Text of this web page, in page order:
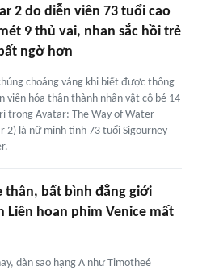
2 do diễn viên 73 tuổi cao
9 thủ vai, nhan sắc hồi trẻ
ngờ hơn
choáng váng khi biết được thông
viên hóa thân thành nhân vật cô bé 14
trong Avatar: The Way of Water
2) là nữ minh tinh 73 tuổi Sigourney
thân, bất bình đẳng giới
Liên hoan phim Venice mất
dàn sao hạng A như Timotheé